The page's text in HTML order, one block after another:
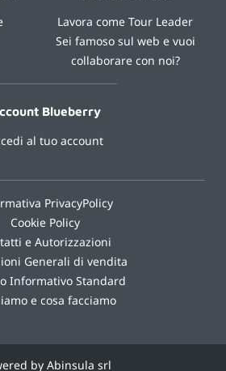
Lavora come Tour Leader
Sei famoso sul web e vuoi
collaborare con noi?
Blueberry
al tuo account
PrivacyPolicy
Cookie Policy
e Autorizzazioni
Generali di vendita
Informativo Standard
e cosa facciamo
by Abinsula srl